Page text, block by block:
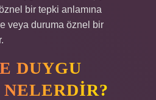
bir tepki anlamına
veya duruma öznel bir
DUYGU